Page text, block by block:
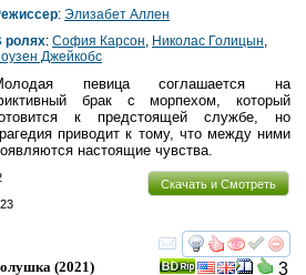
: Элизабет Аллен
ролях: София Карсон, Николас Голицын,
Джейкобс
певица соглашается на
брак с морпехом, который
к предстоящей службе, но
приводит к тому, что между ними
настоящие чувства.
Скачать и Смотреть
смотреть
3
(2021)